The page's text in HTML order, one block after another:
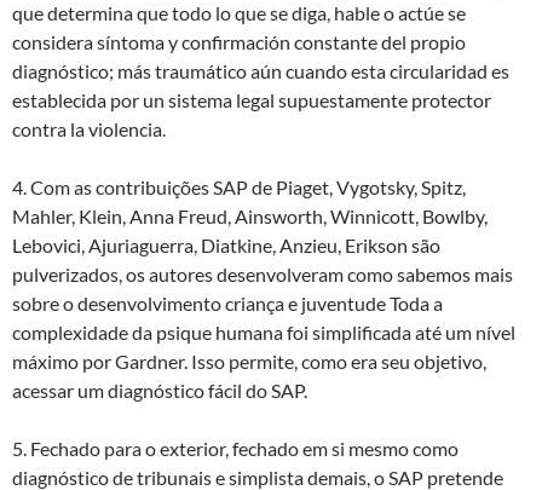
que determina que todo lo que se diga, hable o actúe se
considera síntoma y confirmación constante del propio
diagnóstico; más traumático aún cuando esta circularidad es
establecida por un sistema legal supuestamente protector
contra la violencia.
4. Com as contribuições SAP de Piaget, Vygotsky, Spitz,
Mahler, Klein, Anna Freud, Ainsworth, Winnicott, Bowlby,
Lebovici, Ajuriaguerra, Diatkine, Anzieu, Erikson são
pulverizados, os autores desenvolveram como sabemos mais
sobre o desenvolvimento criança e juventude Toda a
complexidade da psique humana foi simplificada até um nível
máximo por Gardner. Isso permite, como era seu objetivo,
acessar um diagnóstico fácil do SAP.
5. Fechado para o exterior, fechado em si mesmo como
diagnóstico de tribunais e simplista demais, o SAP pretende